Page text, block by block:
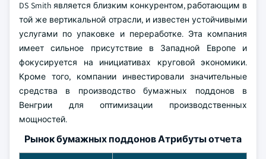
DS Smith является близким конкурентом, работающим в
той же вертикальной отрасли, и известен устойчивыми
услугами по упаковке и переработке. Эта компания
имеет сильное присутствие в Западной Европе и
фокусируется на инициативах круговой экономики.
Кроме того, компании инвестировали значительные
средства в производство бумажных поддонов в
Венгрии для оптимизации производственных
мощностей.
Рынок бумажных поддонов Атрибуты отчета